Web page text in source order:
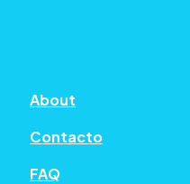
About
Contacto
FAQ